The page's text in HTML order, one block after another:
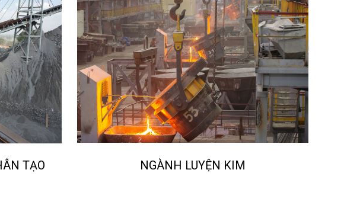
TẠO NGÀNH LUYỆN KIM